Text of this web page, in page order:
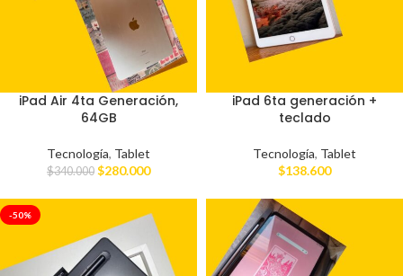
iPad Air 4ta Generación,
64GB
Tecnología, Tablet
$340.000 $280.000
iPad 6ta generación +
teclado
Tecnología, Tablet
$138.600
-50%